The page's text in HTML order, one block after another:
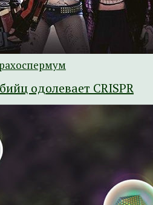
одолевает CRISPR